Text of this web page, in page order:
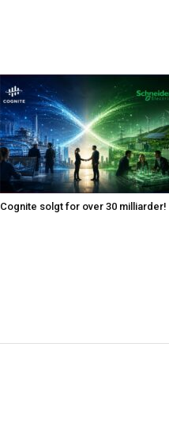
Cognite solgt for over 30 milliarder!